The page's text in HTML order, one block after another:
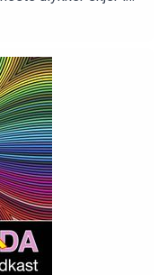
sekunder det er alt
som før. Før du
man sikret å få rett
hjerneslag,